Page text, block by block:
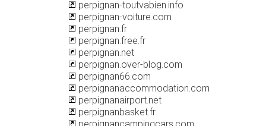
perpignan-toutvabien.info
perpignan-voiture.com
perpignan.fr
perpignan.free.fr
perpignan.net
perpignan.over-blog.com
perpignan66.com
perpignanaccommodation.com
perpignanairport.net
perpignanbasket.fr